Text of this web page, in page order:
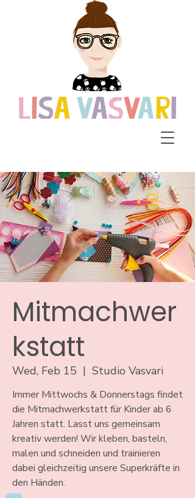
Mitmachwer
kstatt
Wed, Feb 15
  |
Studio Vasvari
Immer Mittwochs & Donnerstags findet
die Mitmachwerkstatt für Kinder ab 6
Jahren statt. Lasst uns gemeinsam
kreativ werden! Wir kleben, basteln,
malen und schneiden und trainieren
dabei gleichzeitig unsere Superkräfte in
den Händen.